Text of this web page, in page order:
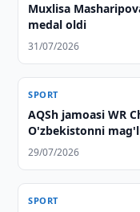
Muxlisa
medal oldi
31/07/2026
SPORT
AQSh jamoasi WR
O'zbekistonni
29/07/2026
SPORT